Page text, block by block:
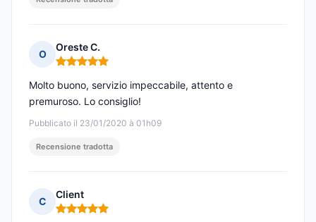
O
Oreste C.
Nota: 5 su 5
Pubblicato il 23/01/2020 à 01h09
Molto buono, servizio impeccabile, attento e
premuroso. Lo consiglio!
Recensione tradotta
C
Client
Nota: 5 su 5